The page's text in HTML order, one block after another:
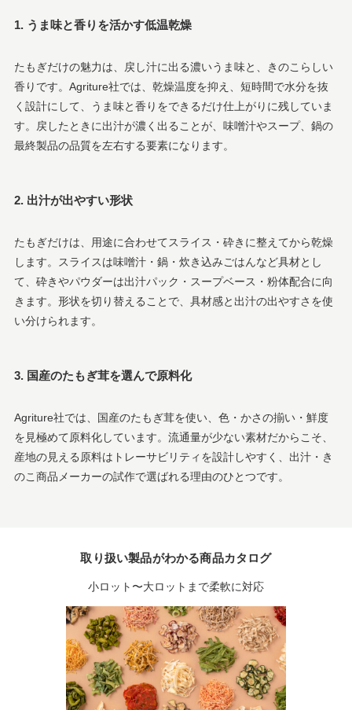
1. うま味と香りを活かす低温乾燥
たもぎだけの魅力は、戻し汁に出る濃いうま味と、きのこらしい
香りです。Agriture社では、乾燥温度を抑え、短時間で水分を抜
く設計にして、うま味と香りをできるだけ仕上がりに残していま
す。戻したときに出汁が濃く出ることが、味噌汁やスープ、鍋の
最終製品の品質を左右する要素になります。
2. 出汁が出やすい形状
たもぎだけは、用途に合わせてスライス・砕きに整えてから乾燥
します。スライスは味噌汁・鍋・炊き込みごはんなど具材とし
て、砕きやパウダーは出汁パック・スープベース・粉体配合に向
きます。形状を切り替えることで、具材感と出汁の出やすさを使
い分けられます。
3. 国産のたもぎ茸を選んで原料化
Agriture社では、国産のたもぎ茸を使い、色・かさの揃い・鮮度
を見極めて原料化しています。流通量が少ない素材だからこそ、
産地の見える原料はトレーサビリティを設計しやすく、出汁・き
のこ商品メーカーの試作で選ばれる理由のひとつです。
取り扱い製品がわかる商品カタログ
小ロット〜大ロットまで柔軟に対応